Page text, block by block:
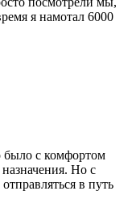
я намотал 6000
было с комфортом
Но с
в путь